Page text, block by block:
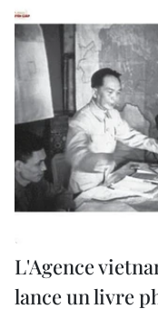
L'Agence
lance un livre